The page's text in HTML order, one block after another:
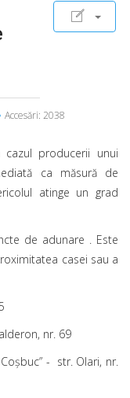
Accesări: 2038
producerii unui
ca măsură de
atinge un grad
de adunare . Este
casei sau a
nr. 69
- str. Olari, nr.